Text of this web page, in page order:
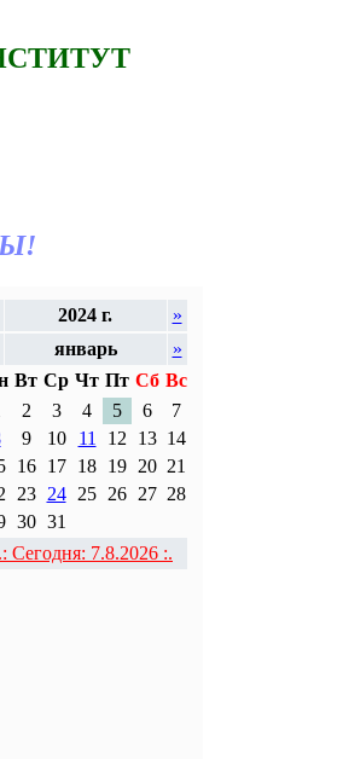
2024 г.
»
январь
»
Вт Ср Чт Пт Сб Вс
2 3 4 5 6
7
9 10 11 12 13 14
16 17 18 19 20 21
23 24 25 26 27 28
30 31
.: Сегодня: 7.8.2026 :.